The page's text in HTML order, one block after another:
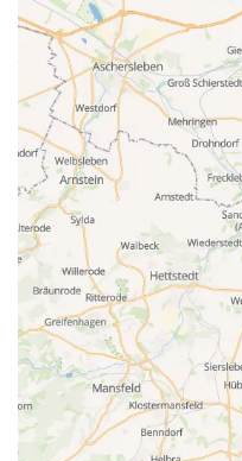
Treff
Restaurant
Dabel
Im Café / Restaurant mit
Wintergarten, im
Köstlichkeiten aus der
für Feste und Feiern zur
zum